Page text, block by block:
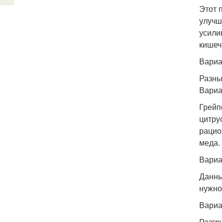
Этот
меда.